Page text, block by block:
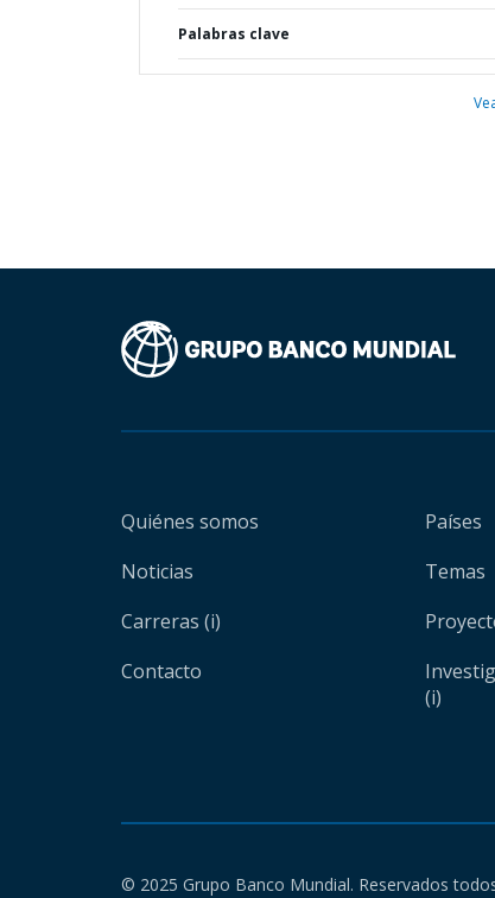
Palabras clave
Quiénes somos
Noticias
Carreras (i)
Contacto
Países
Temas
(i)
© 2025 Grupo Banco Mundial. Reservados